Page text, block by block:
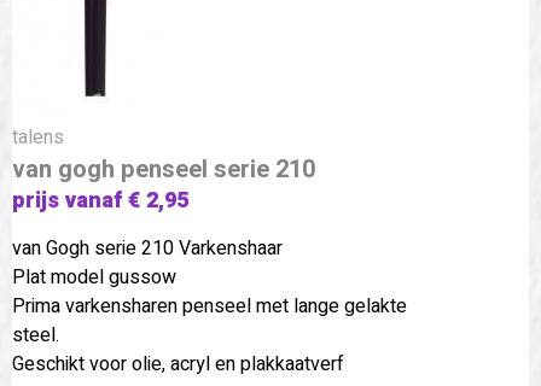
talens
van gogh penseel serie 210
prijs vanaf € 2,95
van Gogh serie 210 Varkenshaar
Plat model gussow
Prima varkensharen penseel met lange gelakte
steel.
Geschikt voor olie, acryl en plakkaatverf